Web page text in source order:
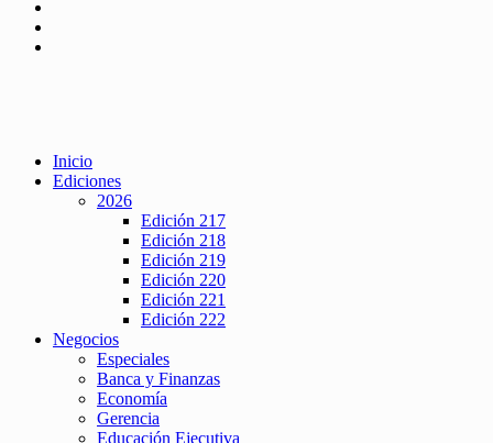
Inicio
Ediciones
2026
Edición 217
Edición 218
Edición 219
Edición 220
Edición 221
Edición 222
Negocios
Especiales
Banca y Finanzas
Economía
Gerencia
Educación Ejecutiva